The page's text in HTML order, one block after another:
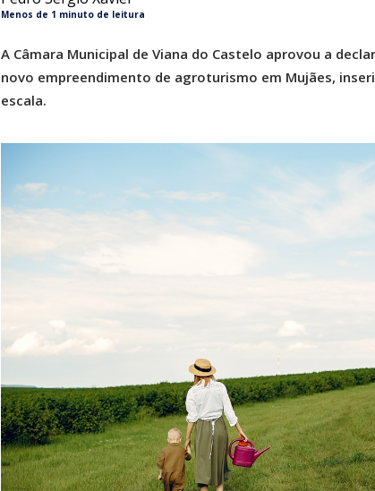
Menos de 1 minuto de leitura
A Câmara Municipal de Viana do Castelo aprovou a
novo empreendimento de agroturismo em Mujães,
escala.